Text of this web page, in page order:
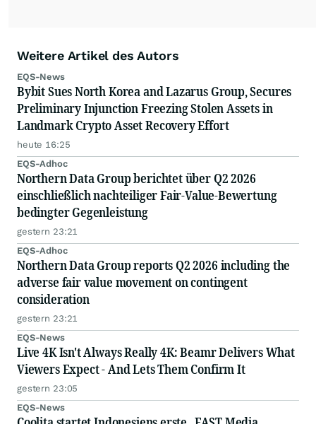
Weitere Artikel des Autors
EQS-News
Bybit Sues North Korea and Lazarus Group, Secures
Preliminary Injunction Freezing Stolen Assets in
Landmark Crypto Asset Recovery Effort
heute 16:25
EQS-Adhoc
Northern Data Group berichtet über Q2 2026
einschließlich nachteiliger Fair-Value-Bewertung
bedingter Gegenleistung
gestern 23:21
EQS-Adhoc
Northern Data Group reports Q2 2026 including the
adverse fair value movement on contingent
consideration
gestern 23:21
EQS-News
Live 4K Isn't Always Really 4K: Beamr Delivers What
Viewers Expect - And Lets Them Confirm It
gestern 23:05
EQS-News